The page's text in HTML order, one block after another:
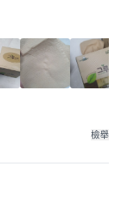
檢舉